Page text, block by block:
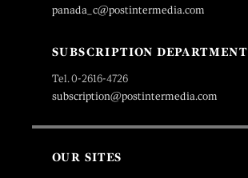
panada_c@postintermedia.com
SUBSCRIPTION DEPARTMENT
Tel. 0-2616-4726
subscription@postintermedia.com
OUR SITES